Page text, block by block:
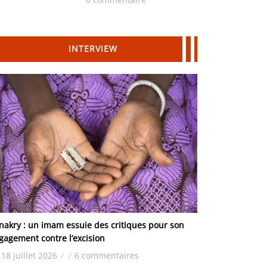
INTERVIEW
: un imam essuie des critiques pour son
contre l’excision
18 juillet 2026 / / 6 commentaires